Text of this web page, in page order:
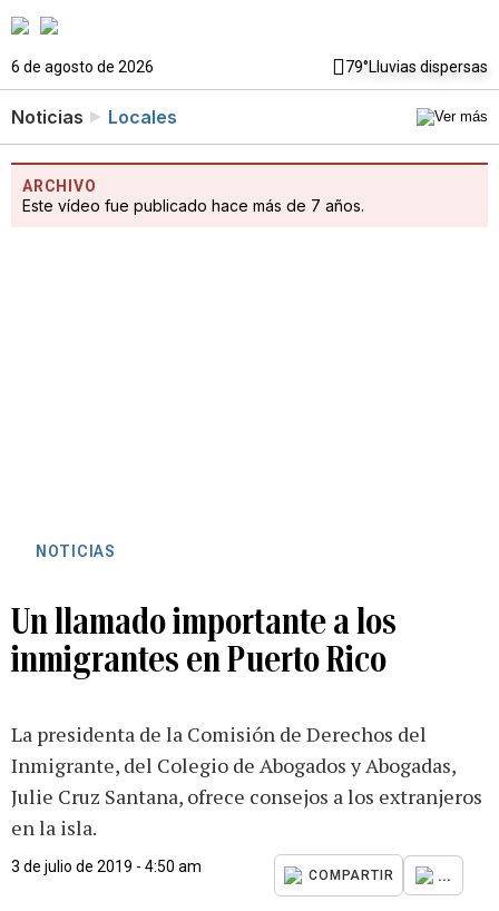
6 de agosto de 2026 79°Lluvias dispersas
Noticias Locales
ARCHIVO
Este vídeo fue publicado hace más de 7 años.
NOTICIAS
Un llamado importante a los
inmigrantes en Puerto Rico
La presidenta de la Comisión de Derechos del
Inmigrante, del Colegio de Abogados y Abogadas,
Julie Cruz Santana, ofrece consejos a los extranjeros
en la isla.
3 de julio de 2019 - 4:50 am
COMPARTIR ...